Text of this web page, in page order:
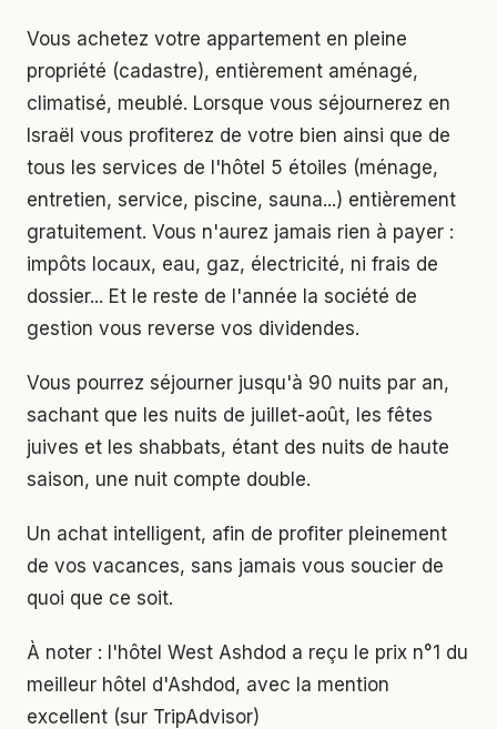
Vous achetez votre appartement en pleine
propriété (cadastre), entièrement aménagé,
climatisé, meublé. Lorsque vous séjournerez en
Israël vous profiterez de votre bien ainsi que de
tous les services de l'hôtel 5 étoiles (ménage,
entretien, service, piscine, sauna...) entièrement
gratuitement. Vous n'aurez jamais rien à payer :
impôts locaux, eau, gaz, électricité, ni frais de
dossier... Et le reste de l'année la société de
gestion vous reverse vos dividendes.
Vous pourrez séjourner jusqu'à 90 nuits par an,
sachant que les nuits de juillet-août, les fêtes
juives et les shabbats, étant des nuits de haute
saison, une nuit compte double.
Un achat intelligent, afin de profiter pleinement
de vos vacances, sans jamais vous soucier de
quoi que ce soit.
À noter : l'hôtel West Ashdod a reçu le prix n°1 du
meilleur hôtel d'Ashdod, avec la mention
excellent (sur TripAdvisor)